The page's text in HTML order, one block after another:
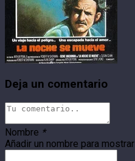
Deja un comentario
Nombre *
Añadir un nombre para mostrar